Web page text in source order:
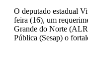
O deputado estadual
feira (16), um
Grande do Norte
Pública (Sesap) o